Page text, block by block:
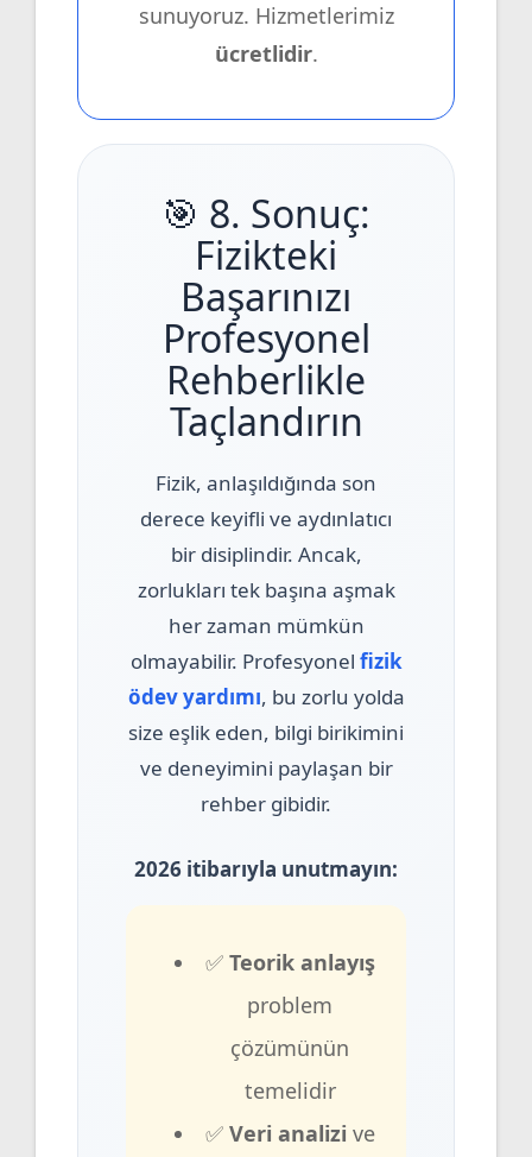
sunuyoruz. Hizmetlerimiz
ücretlidir.
🎯 8. Sonuç:
Fizikteki
Başarınızı
Profesyonel
Rehberlikle
Taçlandırın
Fizik, anlaşıldığında son
derece keyifli ve aydınlatıcı
bir disiplindir. Ancak,
zorlukları tek başına aşmak
her zaman mümkün
olmayabilir. Profesyonel fizik
ödev yardımı, bu zorlu yolda
size eşlik eden, bilgi birikimini
ve deneyimini paylaşan bir
rehber gibidir.
2026 itibarıyla unutmayın:
✅ Teorik anlayış
problem
çözümünün
temelidir
✅ Veri analizi ve